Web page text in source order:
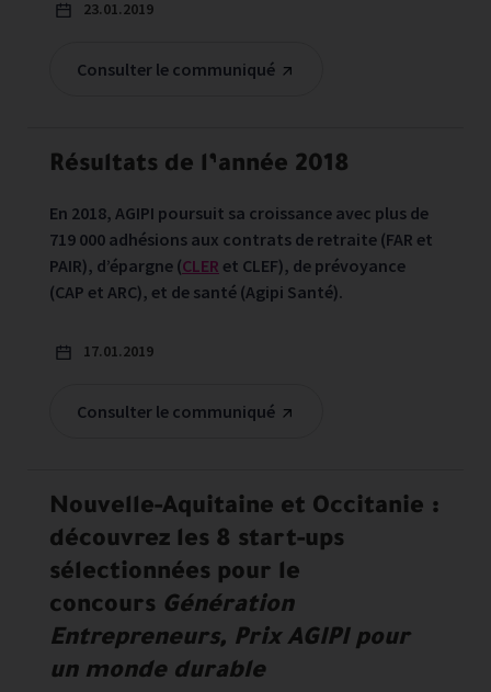
Consulter le communiqué
23.01.2019
Résultats de l’année 2018
En 2018, AGIPI poursuit sa croissance avec plus de
719 000 adhésions aux contrats de retraite (FAR et
PAIR), d’épargne (CLER et CLEF), de prévoyance
(CAP et ARC), et de santé (Agipi Santé).
Consulter le communiqué
17.01.2019
Nouvelle-Aquitaine et Occitanie :
découvrez les 8 start-ups
sélectionnées pour le
concours Génération
Entrepreneurs, Prix AGIPI pour
un monde durable